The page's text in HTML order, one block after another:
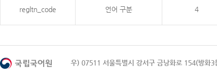
regltn_code 언어 구분 4
우) 07511 서울특별시 강서구 금낭화로 154(방화3